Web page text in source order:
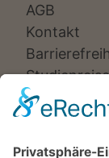
AGB
Kontakt
Ameropa